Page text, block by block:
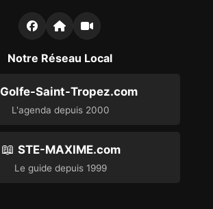
Notre Réseau Local
Golfe-Saint-Tropez.com
L'agenda depuis 2000
📖 STE-MAXIME.com
Le guide depuis 1999